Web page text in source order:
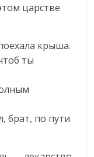
царстве
крыша.
ты
брат, по пути